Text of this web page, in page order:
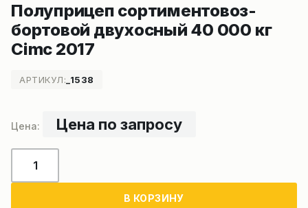
Полуприцеп сортиментовоз-
бортовой двухосный 40 000 кг
Cimc 2017
АРТИКУЛ: _1538
Цена по запросу
товара
В КОРЗИНУ